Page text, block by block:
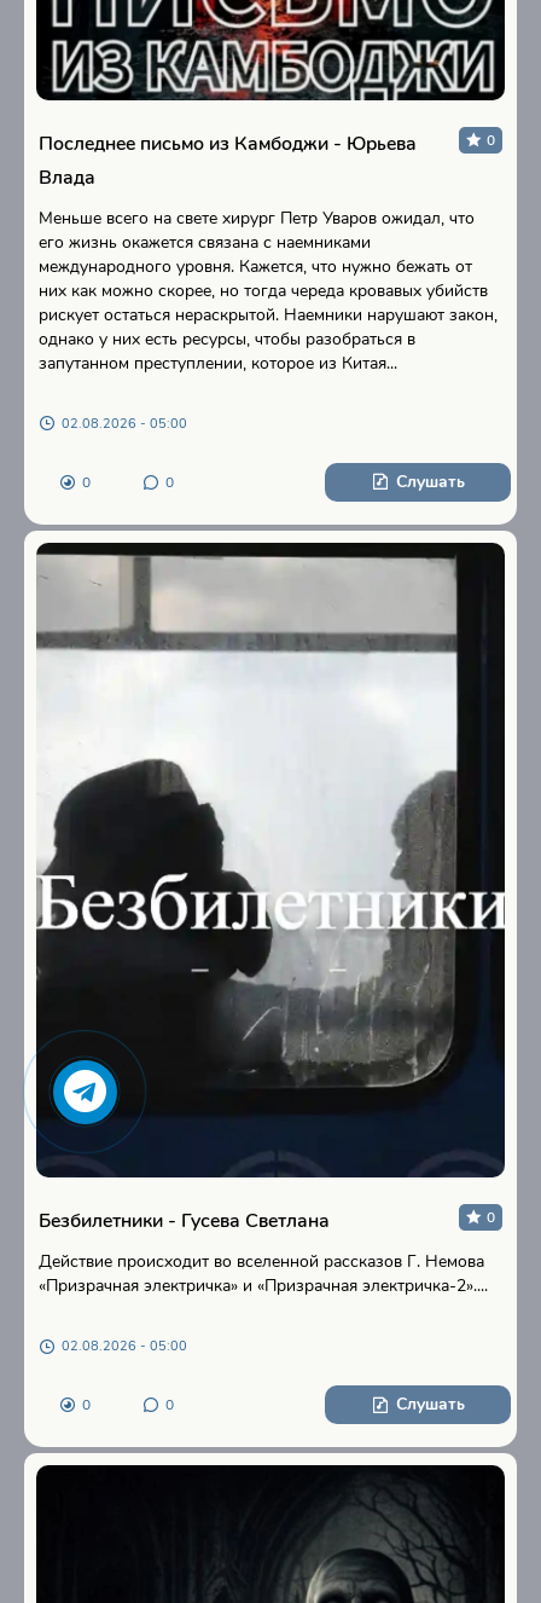
Последнее письмо из Камбоджи - Юрьева
Влада
0
Меньше всего на свете хирург Петр Уваров ожидал, что
его жизнь окажется связана с наемниками
международного уровня. Кажется, что нужно бежать от
них как можно скорее, но тогда череда кровавых убийств
рискует остаться нераскрытой. Наемники нарушают закон,
однако у них есть ресурсы, чтобы разобраться в
запутанном преступлении, которое из Китая...
02.08.2026 - 05:00
0 0 Слушать
Безбилетники - Гусева Светлана 0
Действие происходит во вселенной рассказов Г. Немова
«Призрачная электричка» и «Призрачная электричка-2»....
02.08.2026 - 05:00
0 0 Слушать